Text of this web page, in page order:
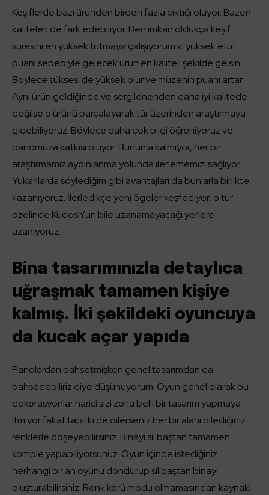
Keşiflerde bazı üründen birden fazla çıktığı oluyor. Bazen
kaliteleri de fark edebiliyor. Ben imkan oldukça keşif
süresini en yüksek tutmaya çalışıyorum ki yüksek etüt
puanı sebebiyle gelecek ürün en kaliteli şekilde gelsin.
Böylece süksesi de yüksek olur ve müzenin puanı artar.
Aynı ürün geldiğinde ve sergilenenden daha iyi kalitede
değilse o ürünü parçalayarak tür üzerinden araştırmaya
gidebiliyoruz. Böylece daha çok bilgi öğreniyoruz ve
panomuza katkısı oluyor. Bununla kalmıyor, her bir
araştırmamız aydınlanma yolunda ilerlememizi sağlıyor.
Yukarılarda söylediğim gibi avantajları da bunlarla birlikte
kazanıyoruz. İlerledikçe yeni ögeler keşfediyor, o tür
özelinde Kudosh’un bile uzanamayacağı yerlere
uzanıyoruz.
Bina tasarımınızla detaylıca
uğraşmak tamamen kişiye
kalmış. İki şekildeki oyuncuya
da kucak açar yapıda
Panolardan bahsetmişken genel tasarımdan da
bahsedebiliriz diye düşünüyorum. Oyun genel olarak bu
dekorasyonlar harici sizi zorla belli bir tasarım yapmaya
itmiyor fakat tabii ki de dilerseniz her bir alanı dilediğiniz
renklerle döşeyebilirsiniz. Binayı sil baştan tamamen
komple yapabiliyorsunuz. Oyun içinde istediğiniz
herhangi bir an oyunu dondurup sil baştan binayı
oluşturabilirsiniz. Renk körü modu olmamasından kaynaklı